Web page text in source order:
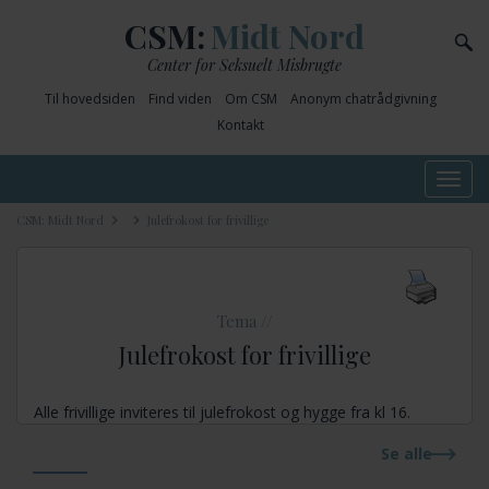
CSM:Midt Nord
Center for Seksuelt Misbrugte
Til hovedsiden Find viden Om CSM
Anonym chatrådgivning
Kontakt
Toggle
CSM: Midt Nord Julefrokost for frivillige
Tema //
Julefrokost for frivillige
Alle frivillige inviteres til julefrokost og hygge fra kl 16.
Se alle